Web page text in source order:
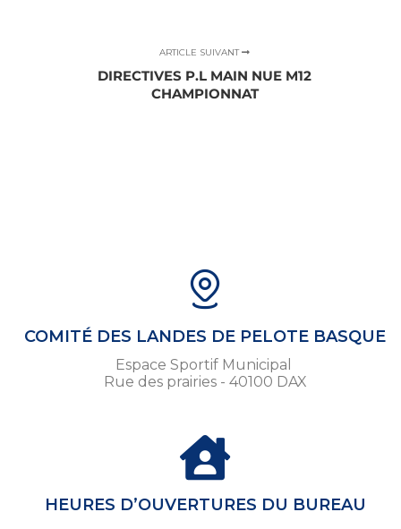
ARTICLE SUIVANT
DIRECTIVES P.L MAIN NUE M12
CHAMPIONNAT
COMITÉ DES LANDES DE PELOTE BASQUE
Espace Sportif Municipal
Rue des prairies - 40100 DAX
HEURES D’OUVERTURES DU BUREAU